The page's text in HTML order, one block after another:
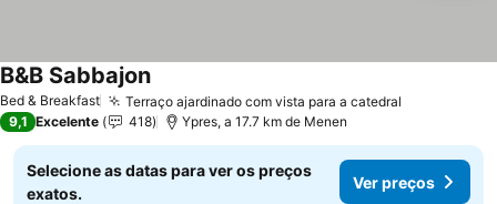
Bed & Breakfast Terraço ajardinado com vista para a catedral
B&B SabbajonVer preços
9,1 Excelente 418 Ypres, a 17.7 km de Menen
Selecione as datas para ver os preços
exatos.
Ver preços